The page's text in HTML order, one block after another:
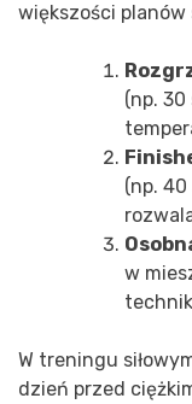
większości planów
(np.
(np.
w
W treningu
dzień przed